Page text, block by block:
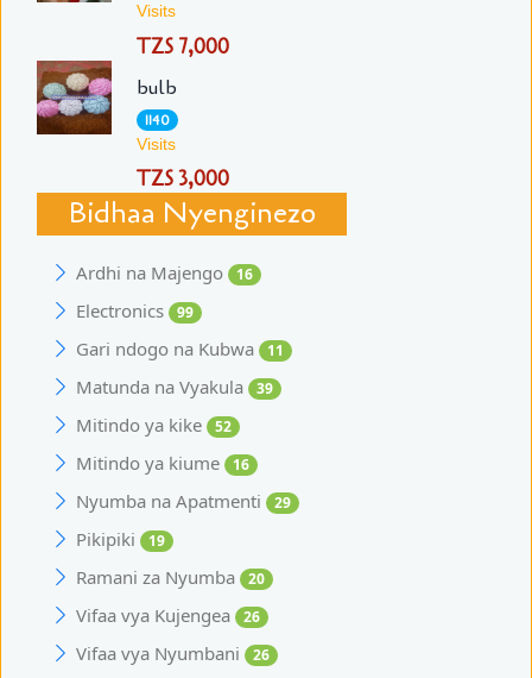
Visits
TZS 7,000
bulb
1140
Visits
TZS 3,000
Bidhaa Nyenginezo
Ardhi na Majengo 16
Electronics 99
Gari ndogo na Kubwa 11
Matunda na Vyakula 39
Mitindo ya kike 52
Mitindo ya kiume 16
Nyumba na Apatmenti 29
Pikipiki 19
Ramani za Nyumba 20
Vifaa vya Kujengea 26
Vifaa vya Nyumbani 26